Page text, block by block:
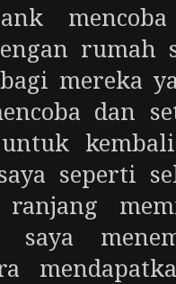
mencoba
rumah
mereka
dan
seperti
ranjang
saya